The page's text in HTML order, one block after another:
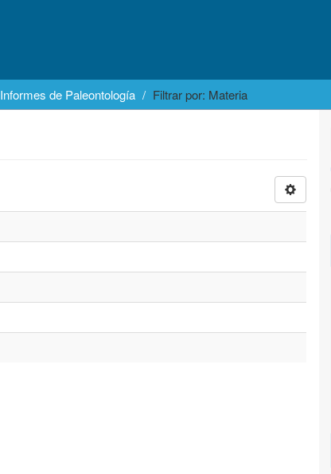
Informes de Paleontología Filtrar por: Materia